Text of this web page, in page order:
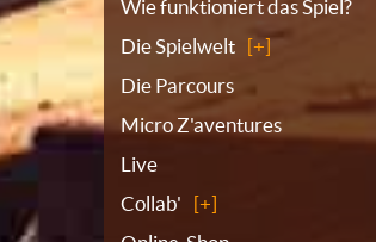
Sitemap
Wie funktioniert das Spiel?
Die Spielwelt
Die Parcours
Micro Z'aventures
Live
Collab'